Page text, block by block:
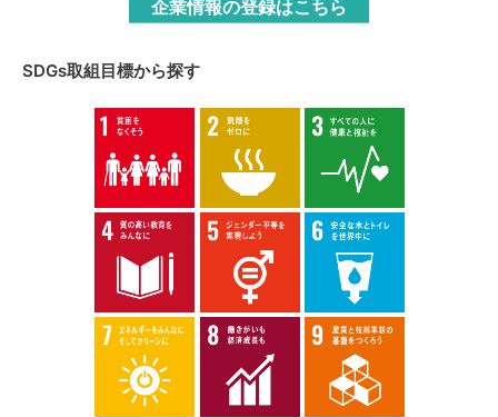
企業情報の登録はこちら
SDGs取組目標から探す